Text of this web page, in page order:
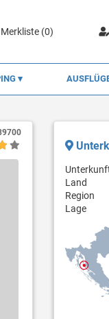
Merkliste (0)
Land
Region
Lage